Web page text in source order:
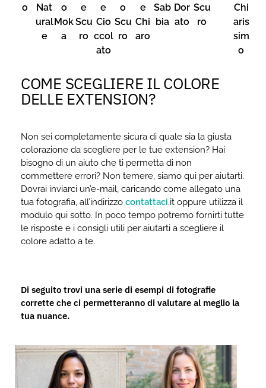
o
Nat
ural
e
o
Mok
a
e
Scu
ro
e
Cio
ccol
ato
o
Scu
ro
e
Chi
aro
Sab
bia
Dor
ato
Scu
ro
Chi
aris
sim
o
COME SCEGLIERE IL COLORE
DELLE EXTENSION?
Non sei completamente sicura di quale sia la giusta
colorazione da scegliere per le tue extension? Hai
bisogno di un aiuto che ti permetta di non
commettere errori? Non temere, siamo qui per aiutarti.
Dovrai inviarci un’e-mail, caricando come allegato una
tua fotografia, all’indirizzo contattaci.it oppure utilizza il
modulo qui sotto. In poco tempo potremo fornirti tutte
le risposte e i consigli utili per aiutarti a scegliere il
colore adatto a te.
Di seguito trovi una serie di esempi di fotografie
corrette che ci permetteranno di valutare al meglio la
tua nuance.